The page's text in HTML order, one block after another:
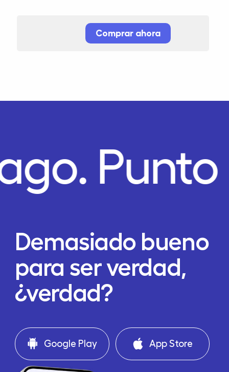
Comprar ahora
Demasiado bueno
para ser verdad,
¿verdad?
Google Play App Store